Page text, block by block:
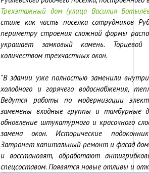
Трехэтажный дом (улица Василия
стиле как часть поселка сотрудников
периметру строения сложной формы
украшает замковый камень.
количеством трехчастных окон.
"В здании уже полностью заменили
холодного и горячего водоснабжения,
Ведутся работы по модернизации
заменены входные группы и тамбурные
обновление штукатурного и красочного
замена окон. Исторические
Затронет капитальный ремонт и фасад
и восстановят, обработают
спецсоставом. Появятся новые отливы и